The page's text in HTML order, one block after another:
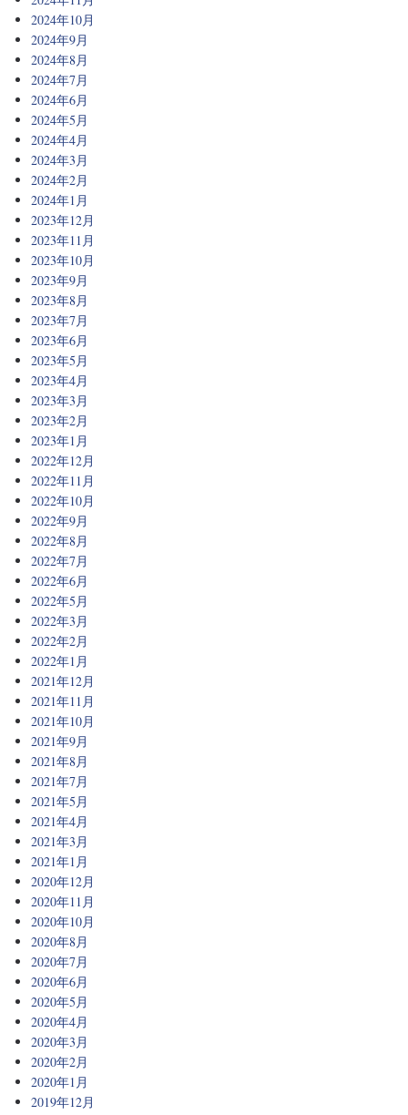
2024年10月
2024年9月
2024年8月
2024年7月
2024年6月
2024年5月
2024年4月
2024年3月
2024年2月
2024年1月
2023年12月
2023年11月
2023年10月
2023年9月
2023年8月
2023年7月
2023年6月
2023年5月
2023年4月
2023年3月
2023年2月
2023年1月
2022年12月
2022年11月
2022年10月
2022年9月
2022年8月
2022年7月
2022年6月
2022年5月
2022年3月
2022年2月
2022年1月
2021年12月
2021年11月
2021年10月
2021年9月
2021年8月
2021年7月
2021年5月
2021年4月
2021年3月
2021年1月
2020年12月
2020年11月
2020年10月
2020年8月
2020年7月
2020年6月
2020年5月
2020年4月
2020年3月
2020年2月
2020年1月
2019年12月